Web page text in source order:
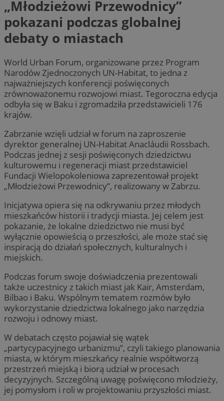
„Młodzieżowi Przewodnicy”
pokazani podczas globalnej
debaty o miastach
World Urban Forum, organizowane przez Program
Narodów Zjednoczonych UN-Habitat, to jedna z
najważniejszych konferencji poświęconych
zrównoważonemu rozwojowi miast. Tegoroczna edycja
odbyła się w Baku i zgromadziła przedstawicieli 176
krajów.
Zabrzanie wzięli udział w forum na zaproszenie
dyrektor generalnej UN-Habitat Anacláudii Rossbach.
Podczas jednej z sesji poświęconych dziedzictwu
kulturowemu i regeneracji miast przedstawiciel
Fundacji Wielopokoleniowa zaprezentował projekt
„Młodzieżowi Przewodnicy”, realizowany w Zabrzu.
Inicjatywa opiera się na odkrywaniu przez młodych
mieszkańców historii i tradycji miasta. Jej celem jest
pokazanie, że lokalne dziedzictwo nie musi być
wyłącznie opowieścią o przeszłości, ale może stać się
inspiracją do działań społecznych, kulturalnych i
miejskich.
Podczas forum swoje doświadczenia prezentowali
także uczestnicy z takich miast jak Kair, Amsterdam,
Bilbao i Baku. Wspólnym tematem rozmów było
wykorzystanie dziedzictwa lokalnego jako narzędzia
rozwoju i odnowy miast.
W debatach często pojawiał się wątek
„partycypacyjnego urbanizmu”, czyli takiego planowania
miasta, w którym mieszkańcy realnie współtworzą
przestrzeń miejską i biorą udział w procesach
decyzyjnych. Szczególną uwagę poświęcono młodzieży,
jej pomysłom i roli w projektowaniu przyszłości miast.